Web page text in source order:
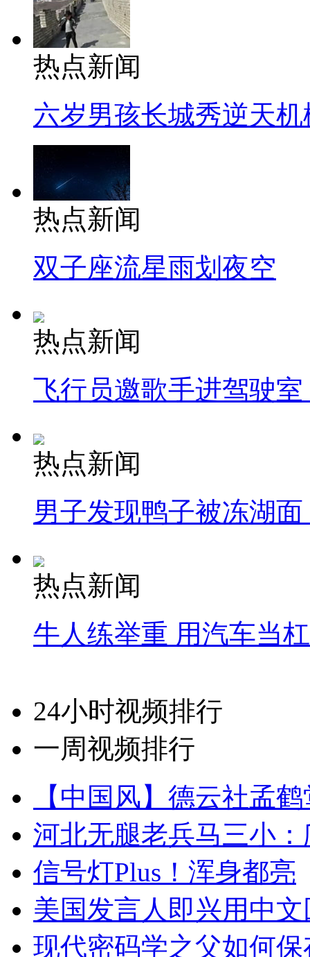
热点新闻
六岁男孩长城秀逆天机
热点新闻
双子座流星雨划夜空
热点新闻
飞行员邀歌手进驾驶
热点新闻
男子发现鸭子被冻湖
热点新闻
牛人练举重 用汽车当
24小时视频排行
一周视频排行
【中国风】德云社孟
河北无腿老兵马三小
信号灯Plus！浑身都亮
美国发言人即兴用中
现代密码学之父如何